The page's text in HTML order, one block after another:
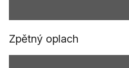
Zpětný oplach